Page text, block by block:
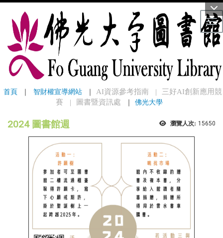
首頁 ｜ 智財權宣導網站 ｜ AI資源參考指南
三好AI創新應用競
賽
圖書暨資訊處 ｜ 佛光大學
瀏覽人次: 15650
2024 圖書館週